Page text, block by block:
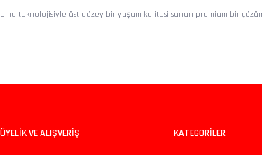
teknolojisiyle üst düzey bir yaşam kalitesi sunan premium bir
ÜYELİK VE ALIŞVERİŞ KATEGORİLER